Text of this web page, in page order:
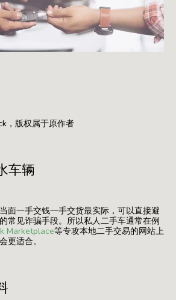
，版权属于原作者
车辆
面一手交钱一手交货最实际，可以直接避
常见诈骗手段。所以私人二手车通常在例
Marketplace等专攻本地二手交易的网站上
更适合。